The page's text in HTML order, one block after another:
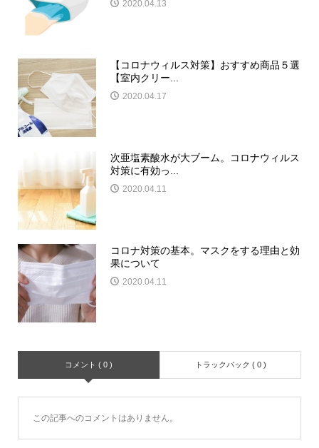
2020.04.13
【コロナウィルス対策】おすすめ商品５選
【室内クリー...
2020.04.17
次亜塩素酸水が大ブーム。コロナウィルス
対策に有効っ...
2020.04.11
コロナ対策の基本。マスクをする理由と効
果について
2020.04.11
コメント ( 0 ) トラックバック ( 0 )
この記事へのコメントはありません。